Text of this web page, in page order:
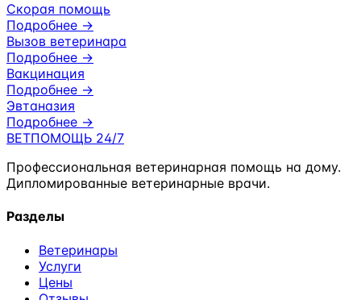
Скорая помощь
Подробнее →
Вызов ветеринара
Подробнее →
Вакцинация
Подробнее →
Эвтаназия
Подробнее →
ВЕТПОМОЩЬ 24/7
Профессиональная ветеринарная помощь на дому.
Дипломированные ветеринарные врачи.
Разделы
Ветеринары
Услуги
Цены